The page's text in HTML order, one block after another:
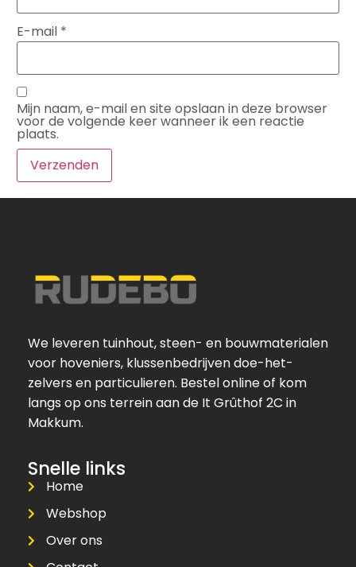
E-mail *
Mijn naam, e-mail en site opslaan in deze browser
voor de volgende keer wanneer ik een reactie
plaats.
We leveren tuinhout, steen- en bouwmaterialen
voor hoveniers, klussenbedrijven doe-het-
zelvers en particulieren. Bestel online of kom
langs op ons terrein aan de It Grûthof 2C in
Makkum.
Snelle links
Home
Webshop
Over ons